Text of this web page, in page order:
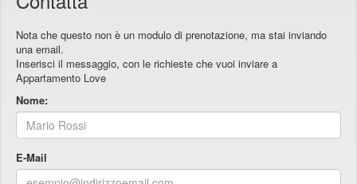
Nota che questo non è un modulo di prenotazione, ma stai inviando
una email.
Inserisci il messaggio, con le richieste che vuoi inviare a
Appartamento Love
Nome:
E-Mail